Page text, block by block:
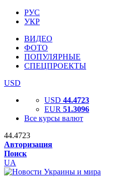
РУС
УКР
ВИДЕО
ФОТО
ПОПУЛЯРНЫЕ
СПЕЦПРОЕКТЫ
USD
USD 44.4723
EUR 51.3096
Все курсы валют
44.4723
Авторизация
Поиск
UA